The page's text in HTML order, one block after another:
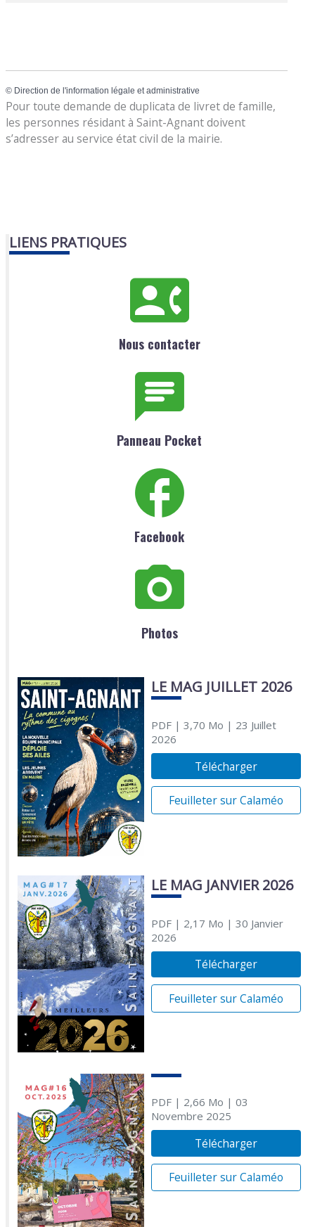
© Direction de l'information légale et administrative
Pour toute demande de duplicata de livret de famille,
les personnes résidant à Saint-Agnant doivent
s’adresser au service état civil de la mairie.
LIENS PRATIQUES
Nous contacter
Panneau Pocket
Facebook
Photos
LE MAG JUILLET 2026
PDF| 3,70 Mo | 23 Juillet
2026
Télécharger
Feuilleter sur Calaméo
LE MAG JANVIER 2026
PDF| 2,17 Mo | 30 Janvier
2026
Télécharger
Feuilleter sur Calaméo
PDF| 2,66 Mo | 03
Novembre 2025
Télécharger
Feuilleter sur Calaméo